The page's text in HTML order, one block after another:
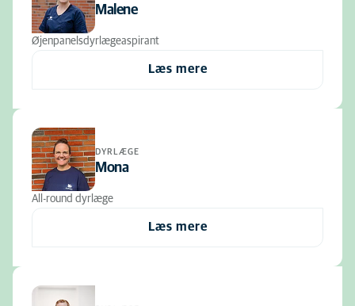
Malene
Øjenpanelsdyrlægeaspirant
Læs mere
DYRLÆGE
Mona
All-round dyrlæge
Læs mere